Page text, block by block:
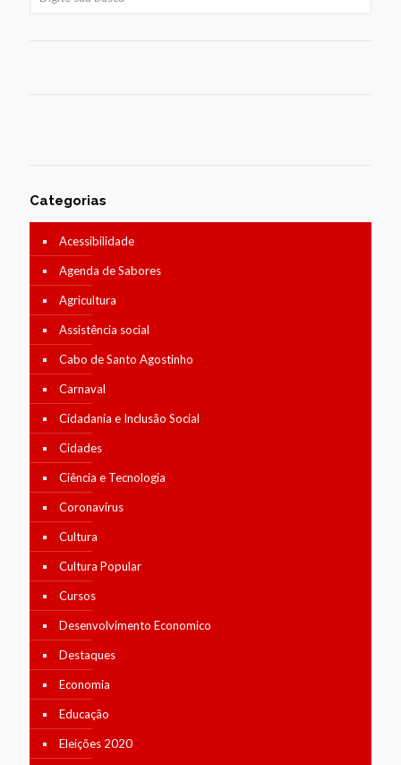
Categorias
Acessibilidade
Agenda de Sabores
Agricultura
Assistência social
Cabo de Santo Agostinho
Carnaval
Cidadania e Inclusão Social
Cidades
Ciência e Tecnologia
Coronavírus
Cultura
Cultura Popular
Cursos
Desenvolvimento Economico
Destaques
Economia
Educação
Eleições 2020